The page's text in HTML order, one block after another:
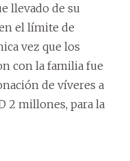
llevado de su
el límite de
vez que los
con la familia fue
de víveres a
2 millones, para la